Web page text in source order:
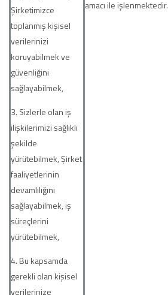
Şirketimizce
toplanmış kişisel
verilerinizi
koruyabilmek ve
güvenliğini
sağlayabilmek,
3. Sizlerle olan iş
ilişkilerimizi sağlıklı
şekilde
yürütebilmek, Şirket
faaliyetlerinin
devamlılığını
sağlayabilmek, iş
süreçlerini
yürütebilmek,
4. Bu kapsamda
gerekli olan kişisel
verilerinize
amacı ile işlenmektedir.